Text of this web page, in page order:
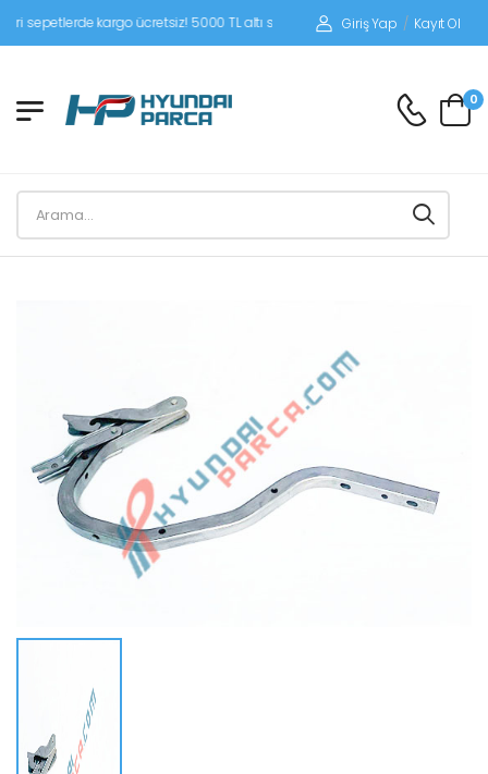
kargo ücretsiz! 5000 TL altı siparişlerinizde siparişleriniz alıcı
Giriş Yap / Kayıt Ol
0